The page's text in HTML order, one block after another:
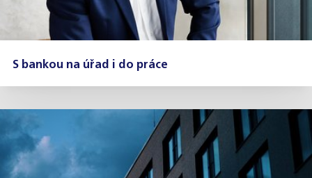
S bankou na úřad i do práce